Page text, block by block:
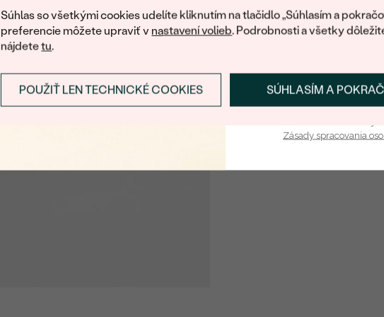
Súhlas so všetkými cookies udelíte kliknutím na tlačidlo „Súhlasím a
preferencie môžete upraviť v nastavení volieb. Podrobnosti a všetky
nájdetetu.
SÚHLASÍM A
POUŽIŤ LEN TECHNICKÉ COOKIES
FARBA:
Prihlásiť sa a
Zásady spracovania